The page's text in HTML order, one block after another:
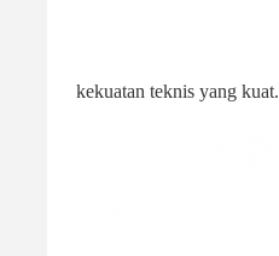
kekuatan teknis yang kuat.